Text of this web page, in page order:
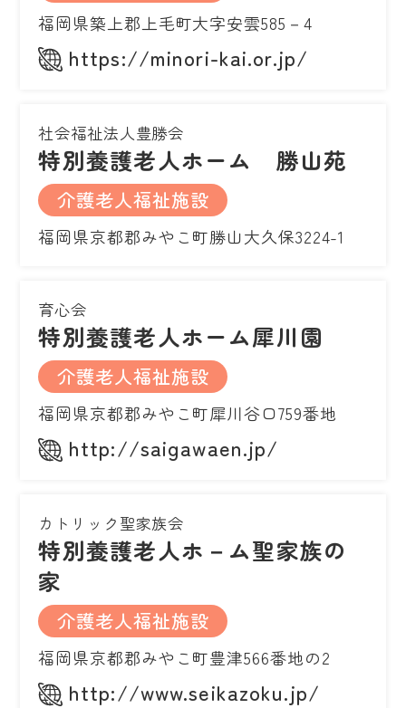
福岡県築上郡上毛町大字安雲585－4
https://minori-kai.or.jp/
社会福祉法人豊勝会
特別養護老人ホーム 勝山苑
介護老人福祉施設
福岡県京都郡みやこ町勝山大久保3224-1
育心会
特別養護老人ホーム犀川園
介護老人福祉施設
福岡県京都郡みやこ町犀川谷口759番地
http://saigawaen.jp/
カトリック聖家族会
特別養護老人ホ－ム聖家族の
家
介護老人福祉施設
福岡県京都郡みやこ町豊津566番地の2
http://www.seikazoku.jp/